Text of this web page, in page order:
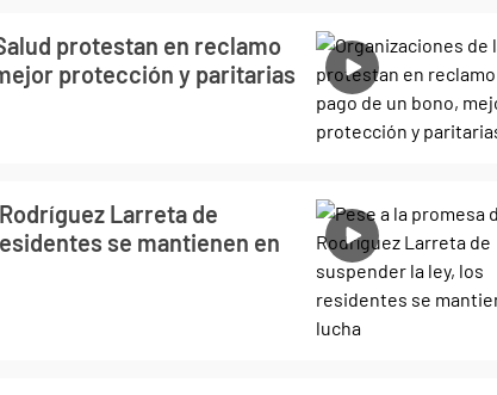
protestan en reclamo
protección y paritarias
Larreta de
se mantienen en